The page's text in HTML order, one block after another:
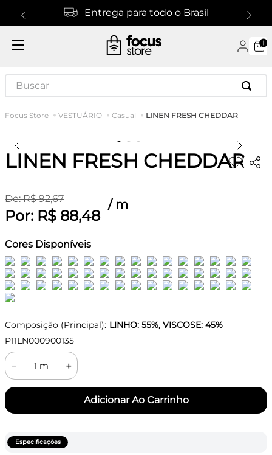
Entrega para todo o Brasil
Buscar
VESTUÁRIO Casual LINEN FRESH CHEDDAR
LINEN FRESH CHEDDAR
De:R$ 92,67
Por: R$ 88,48
/ m
Cores Disponíveis
Composição (Principal): LINHO: 55%, VISCOSE: 45%
P11LN000900135
＋
－
Especificações